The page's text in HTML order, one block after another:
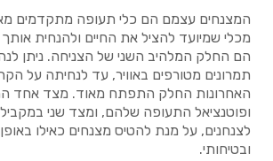
המצנחים עצמם הם כלי תעופה מתקדמים
מכלי שמיועד להציל את החיים ולהנחית
הם החלק המלהיב השני של הצניחה. ניתן
האחרונות החלק התפתח מאוד. מצד אחד
ופוטנציאל התעופה שלהם, ומצד שני
לצנחנים, על מנת להטיס מצנחים כאילו
ובטיחותי.